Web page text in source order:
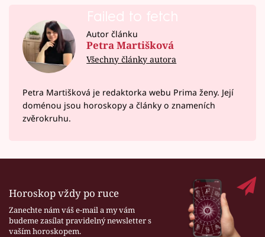
Failed to fetch
Autor článku
Petra Martišková
Všechny články autora
Petra Martišková je redaktorka webu Prima ženy. Její
doménou jsou horoskopy a články o znameních
zvěrokruhu.
Horoskop vždy po ruce
Zanechte nám váš e-mail a my vám
budeme zasílat pravidelný newsletter s
vaším horoskopem.